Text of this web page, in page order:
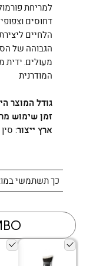
כך תשתמשי
למריחת
דחוסים
הלחיים
הגבוהה של
מעולים.
המודרנית
גודל המוצר
זמן שימוש
ארץ ייצור: סין